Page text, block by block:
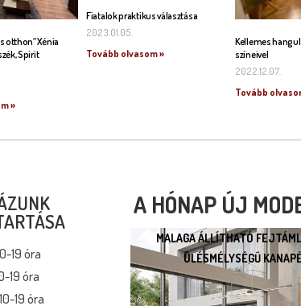
otthon” Xénia
Spirit
»
Fiatalok praktikus választása
2023.01.05.
Tovább olvasom »
Kellemes
színeivel
2022.12.07.
Tovább
19 óra
19 óra
19 óra
A HÓNAP ÚJ
MALAGA ÁLLÍTHATÓ
ÜLÉSMÉLYSÉGŰ
MALAGA
FEJTÁMLÁS ÉS
ÜLÉSMÉLYSÉGŰ